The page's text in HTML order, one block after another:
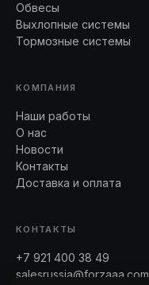
Обвесы
Выхлопные системы
Тормозные системы
КОМПАНИЯ
Наши работы
О нас
Новости
Контакты
Доставка и оплата
КОНТАКТЫ
+7 921 400 38 49
salesrussia@forzaaa.com